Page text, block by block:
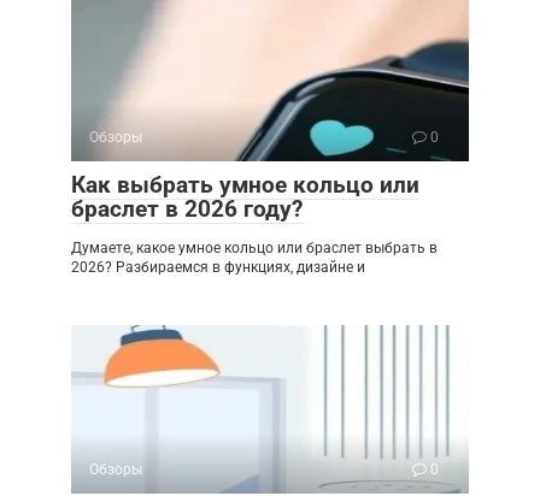
Обзоры 0
Как выбрать умное кольцо или
браслет в 2026 году?
Думаете, какое умное кольцо или браслет выбрать в
2026? Разбираемся в функциях, дизайне и
Обзоры 0